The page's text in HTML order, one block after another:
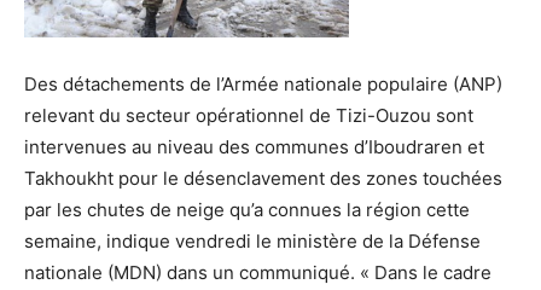
Des détachements de l’Armée nationale populaire (ANP)
relevant du secteur opérationnel de Tizi-Ouzou sont
intervenues au niveau des communes d’Iboudraren et
Takhoukht pour le désenclavement des zones touchées
par les chutes de neige qu’a connues la région cette
semaine, indique vendredi le ministère de la Défense
nationale (MDN) dans un communiqué. « Dans le cadre